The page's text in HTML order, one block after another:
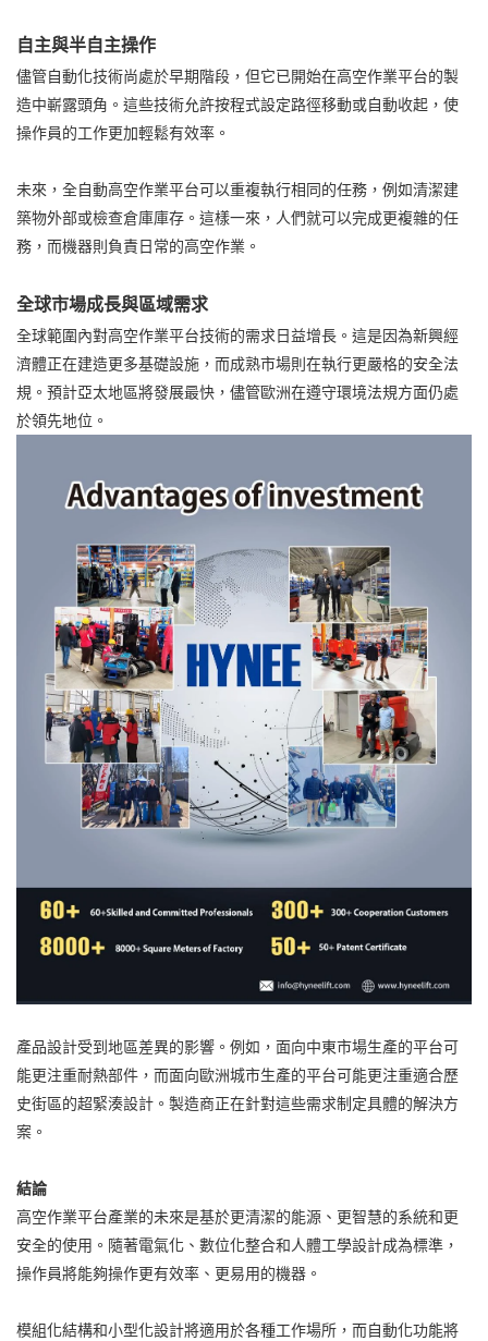
自主與半自主操作
儘管自動化技術尚處於早期階段，但它已開始在高空作業平台的製
造中嶄露頭角。這些技術允許按程式設定路徑移動或自動收起，使
操作員的工作更加輕鬆有效率。
未來，全自動高空作業平台可以重複執行相同的任務，例如清潔建
築物外部或檢查倉庫庫存。這樣一來，人們就可以完成更複雜的任
務，而機器則負責日常的高空作業。
全球市場成長與區域需求
全球範圍內對高空作業平台技術的需求日益增長。這是因為新興經
濟體正在建造更多基礎設施，而成熟市場則在執行更嚴格的安全法
規。預計亞太地區將發展最快，儘管歐洲在遵守環境法規方面仍處
於領先地位。
產品設計受到地區差異的影響。例如，面向中東市場生產的平台可
能更注重耐熱部件，而面向歐洲城市生產的平台可能更注重適合歷
史街區的超緊湊設計。製造商正在針對這些需求制定具體的解決方
案。
結論
高空作業平台產業的未來是基於更清潔的能源、更智慧的系統和更
安全的使用。隨著電氣化、數位化整合和人體工學設計成為標準，
操作員將能夠操作更有效率、更易用的機器。
模組化結構和小型化設計將適用於各種工作場所，而自動化功能將